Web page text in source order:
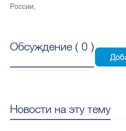
России,
Обсуждение ( 0 )
Новости на эту тему